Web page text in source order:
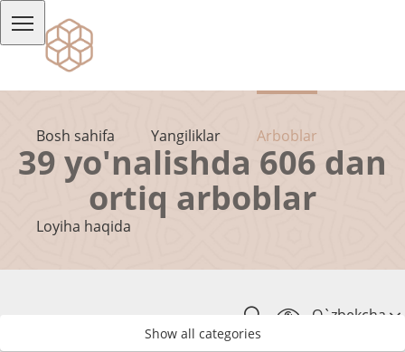
Bosh sahifa Yangiliklar Arboblar
Loyiha haqida
O`zbekcha
39 yo'nalishda 606 dan
ortiq arboblar
Show all categories